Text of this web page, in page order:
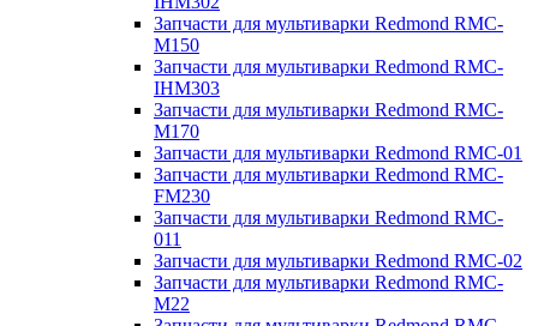
Запчасти для мультиварки Redmond RMC-
M150
Запчасти для мультиварки Redmond RMC-
IHM303
Запчасти для мультиварки Redmond RMC-
M170
Запчасти для мультиварки Redmond RMC-01
Запчасти для мультиварки Redmond RMC-
FM230
Запчасти для мультиварки Redmond RMC-
011
Запчасти для мультиварки Redmond RMC-02
Запчасти для мультиварки Redmond RMC-
M22